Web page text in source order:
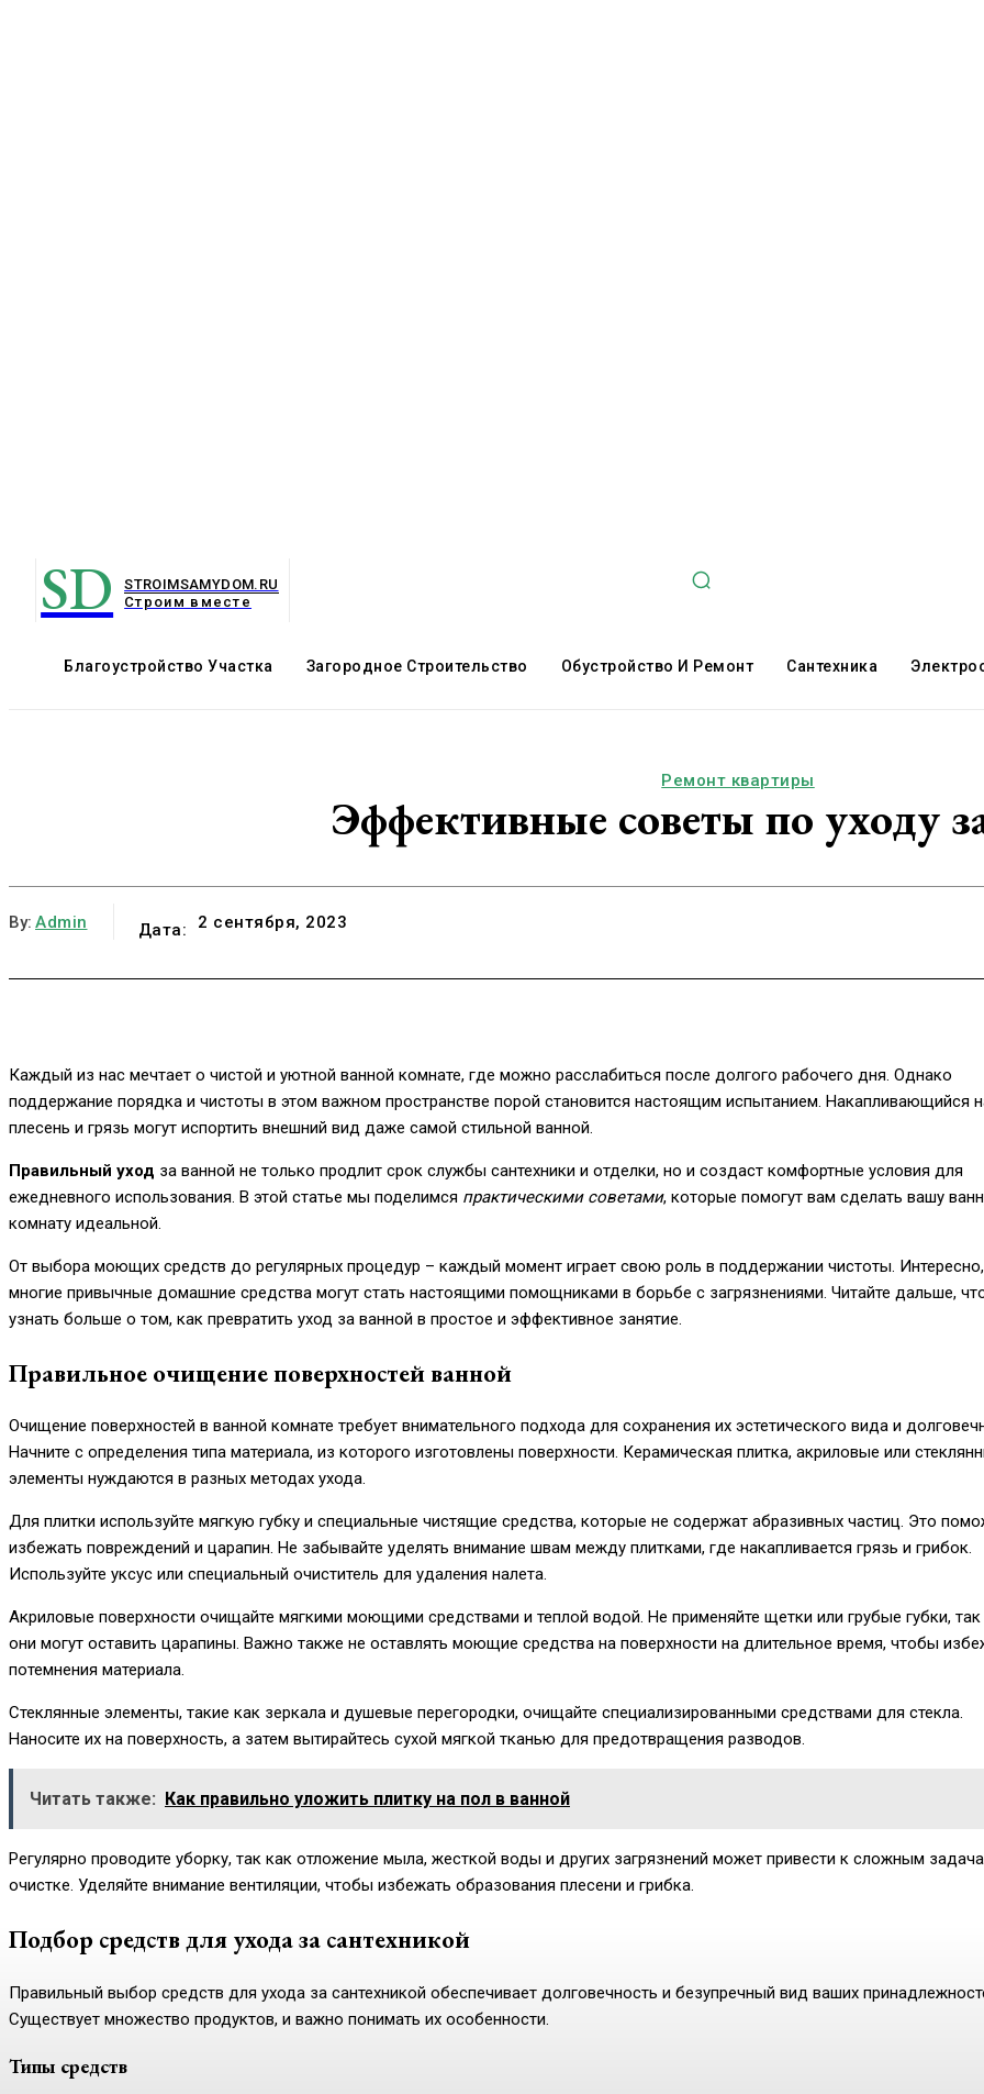
SD
STROIMSAMYDOM.RU
Строим вместе
Благоустройство Участка Загородное Строительство Обустройство И Ремонт Сантехника
Ремонт квартиры
Эффективные советы по уходу
By: Admin Дата: 2 сентября, 2023
Каждый из нас мечтает о чистой и уютной ванной комнате, где можно расслабиться после долгого рабочего дня. Однако
поддержание порядка и чистоты в этом важном пространстве порой становится настоящим испытанием. Накапливающийся
плесень и грязь могут испортить внешний вид даже самой стильной ванной.
Правильный уход за ванной не только продлит срок службы сантехники и отделки, но и создаст комфортные условия для
ежедневного использования. В этой статье мы поделимся практическими советами, которые помогут вам сделать вашу
комнату идеальной.
От выбора моющих средств до регулярных процедур – каждый момент играет свою роль в поддержании чистоты.
многие привычные домашние средства могут стать настоящими помощниками в борьбе с загрязнениями. Читайте дальше,
узнать больше о том, как превратить уход за ванной в простое и эффективное занятие.
Правильное очищение поверхностей ванной
Очищение поверхностей в ванной комнате требует внимательного подхода для сохранения их эстетического вида и
Начните с определения типа материала, из которого изготовлены поверхности. Керамическая плитка, акриловые или
элементы нуждаются в разных методах ухода.
Для плитки используйте мягкую губку и специальные чистящие средства, которые не содержат абразивных частиц. Это
избежать повреждений и царапин. Не забывайте уделять внимание швам между плитками, где накапливается грязь и грибок.
Используйте уксус или специальный очиститель для удаления налета.
Акриловые поверхности очищайте мягкими моющими средствами и теплой водой. Не применяйте щетки или грубые губки, так
они могут оставить царапины. Важно также не оставлять моющие средства на поверхности на длительное время, чтобы
потемнения материала.
Стеклянные элементы, такие как зеркала и душевые перегородки, очищайте специализированными средствами для стекла.
Наносите их на поверхность, а затем вытирайтесь сухой мягкой тканью для предотвращения разводов.
Читать также: Как правильно уложить плитку на пол в ванной
Регулярно проводите уборку, так как отложение мыла, жесткой воды и других загрязнений может привести к сложным
очистке. Уделяйте внимание вентиляции, чтобы избежать образования плесени и грибка.
Подбор средств для ухода за сантехникой
Правильный выбор средств для ухода за сантехникой обеспечивает долговечность и безупречный вид ваших
Существует множество продуктов, и важно понимать их особенности.
Типы средств